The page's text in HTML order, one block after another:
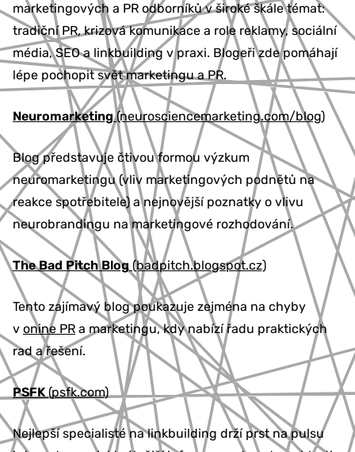
marketingových a PR odborníků v široké škále témat:
tradiční PR, krizová komunikace a role reklamy, sociální
média, SEO a linkbuilding v praxi. Blogeři zde pomáhají
lépe pochopit svět marketingu a PR.
Neuromarketing(neurosciencemarketing.com/blog)
Blog představuje čtivou formou výzkum
neuromarketingu (vliv marketingových podnětů na
reakce spotřebitele) a nejnovější poznatky o vlivu
neurobrandingu na marketingové rozhodování.
The Bad Pitch Blog(badpitch.blogspot.cz)
Tento zajímavý blog poukazuje zejména na chyby
v onine PR a marketingu, kdy nabízí řadu praktických
rad a řešení.
PSFK(psfk.com)
Nejlepší specialisté na linkbuilding drží prst na pulsu